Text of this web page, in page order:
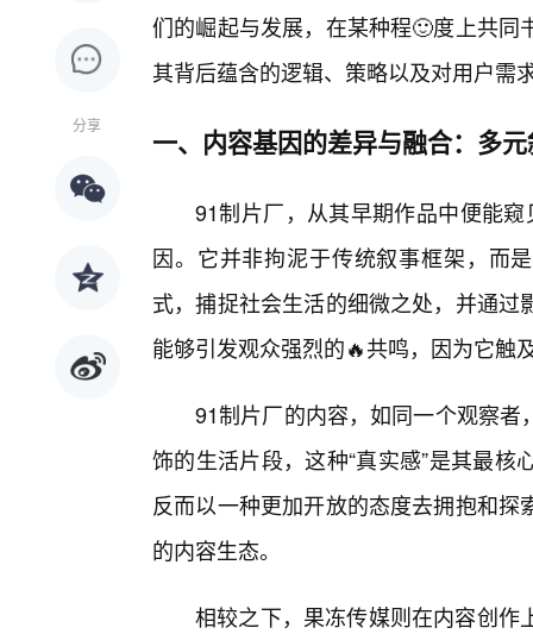
分享
们的崛起与发展，在某种程🙂度上共
其背后蕴含的逻辑、策略以及对用户需
一、内容基因的差异与融合：多
91制片厂，从其早期作品中便能窥
因。它并非拘泥于传统叙事框架，而
式，捕捉社会生活的细微之处，并通
能够引发观众强烈的🔥共鸣，因为它触
91制片厂的内容，如同一个观察
饰的生活片段，这种“真实感”是其最
反而以一种更加开放的态度去拥抱和
的内容生态。
相较之下，果冻传媒则在内容创作